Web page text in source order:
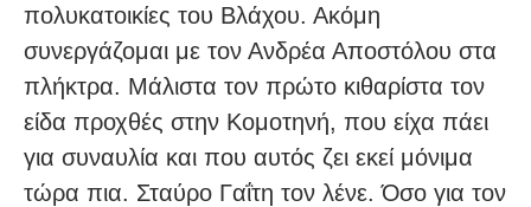
πολυκατοικίες του Βλάχου. Ακόμη
συνεργάζομαι με τον Ανδρέα Αποστόλου στα
πλήκτρα. Μάλιστα τον πρώτο κιθαρίστα τον
είδα προχθές στην Κομοτηνή, που είχα πάει
για συναυλία και που αυτός ζει εκεί μόνιμα
τώρα πια. Σταύρο Γαΐτη τον λένε. Όσο για τον